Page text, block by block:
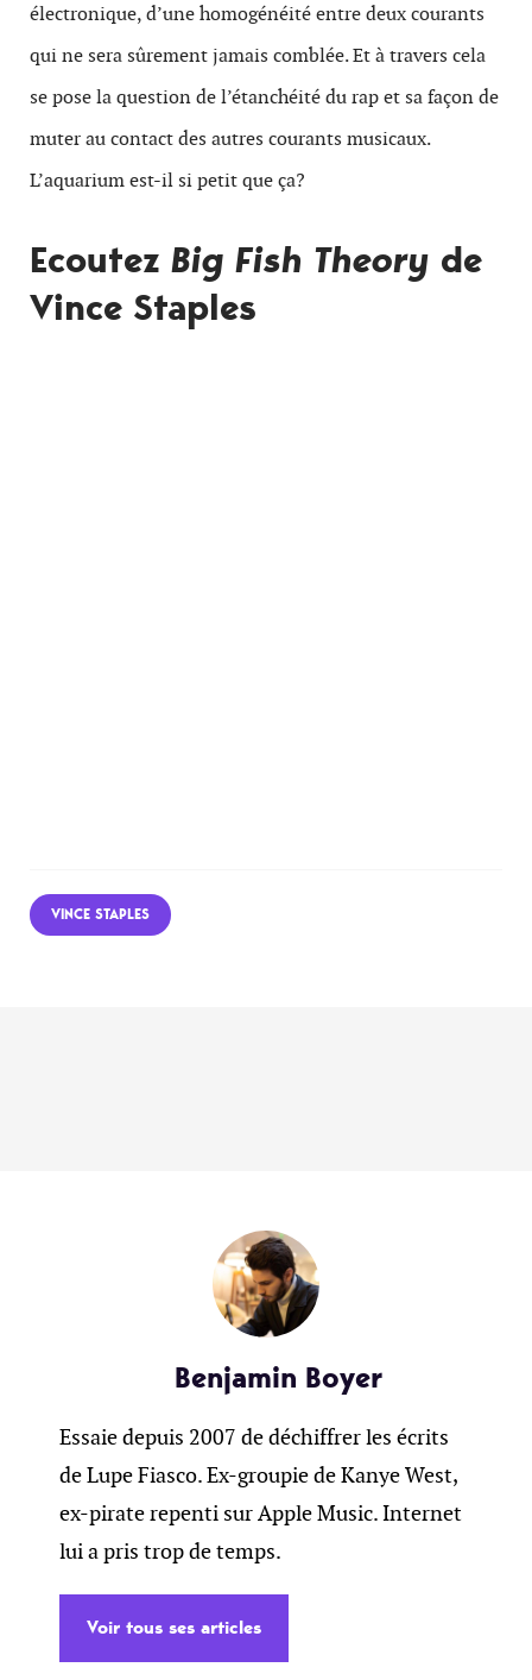
électronique, d’une homogénéité entre deux courants
qui ne sera sûrement jamais comblée. Et à travers cela
se pose la question de l’étanchéité du rap et sa façon de
muter au contact des autres courants musicaux.
L’aquarium est-il si petit que ça?
Ecoutez Big Fish Theory de
Vince Staples
VINCE STAPLES
Benjamin Boyer
Essaie depuis 2007 de déchiffrer les écrits
de Lupe Fiasco. Ex-groupie de Kanye West,
ex-pirate repenti sur Apple Music. Internet
lui a pris trop de temps.
Voir tous ses articles